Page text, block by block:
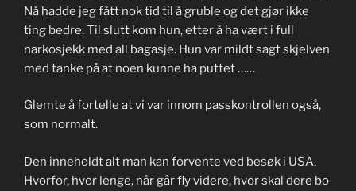
Nå hadde jeg fått nok tid til å gruble og det gjør ikke
ting bedre. Til slutt kom hun, etter å ha vært i full
narkosjekk med all bagasje. Hun var mildt sagt skjelven
med tanke på at noen kunne ha puttet ……
Glemte å fortelle at vi var innom passkontrollen også,
som normalt.
Den inneholdt alt man kan forvente ved besøk i USA.
Hvorfor, hvor lenge, når går fly videre, hvor skal dere bo